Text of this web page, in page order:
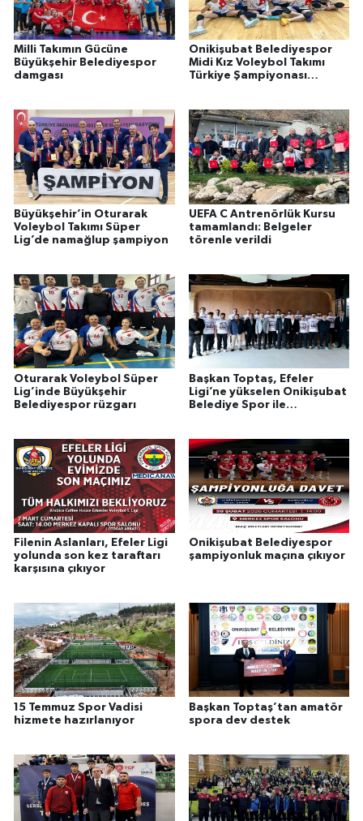
Milli Takımın Gücüne
Büyükşehir Belediyespor
damgası
Onikişubat Belediyespor
Midi Kız Voleybol Takımı
Türkiye Şampiyonası
Büyükşehir’in Oturarak
Voleybol Takımı Süper
Lig’de namağlup şampiyon
UEFA C Antrenörlük Kursu
tamamlandı: Belgeler
törenle verildi
Oturarak Voleybol Süper
Lig’inde Büyükşehir
Belediyespor rüzgarı
Başkan Toptaş, Efeler
Ligi’ne yükselen Onikişubat
Belediye Spor ile
Filenin Aslanları, Efeler Ligi
yolunda son kez taraftarı
karşısına çıkıyor
Onikişubat Belediyespor
şampiyonluk maçına çıkıyor
15 Temmuz Spor Vadisi
hizmete hazırlanıyor
Başkan Toptaş’tan amatör
spora dev destek